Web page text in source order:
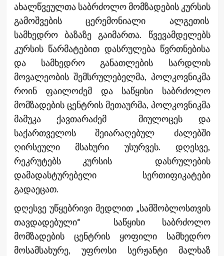
ახალწვეულთა საბრძოლო მომზადების კურსის
გამოშვების ცერემონიალი ალგეთის
სამხედრო ბაზაზე გაიმართა. წვევამდელებს
კურსის წარმატებით დასრულება წვრთნებისა
და სამხედრო განათლების სარდლის
მოვალეობის შემსრულებელმა, პოლკოვნიკმა
როინ ფაილოძემ და საწყისი საბრძოლო
მომზადების ცენტრის მეთაურმა, პოლკოვნიკმა
მამუკა ქავთარაძემ მიულოცეს და
საქართველოს შეიარაღებულ ძალებში
ღირსეული მსახური უსურვეს. დღესვე,
რეკრუტებს კურსის დასრულების
დამადასტურებელი სერთიფიკატები
გადაეცათ.
დღესვე უწყებრივი მედლით „სამშობლოსთვის
თავდადებული“ საწყისი საბრძოლო
მომზადების ცენტრის ყოფილი სამხედრო
მოსამსახურე, უფროსი სერჟანტი მალხაზ